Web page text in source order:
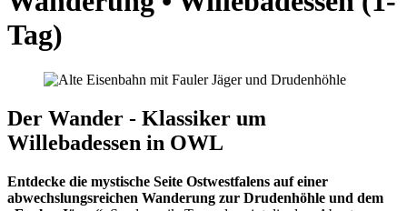
Tag)
Der Wander - Klassiker um
Willebadessen in OWL
Entdecke die mystische Seite Ostwestfalens auf einer
abwechslungsreichen Wanderung zur Drudenhöhle und dem